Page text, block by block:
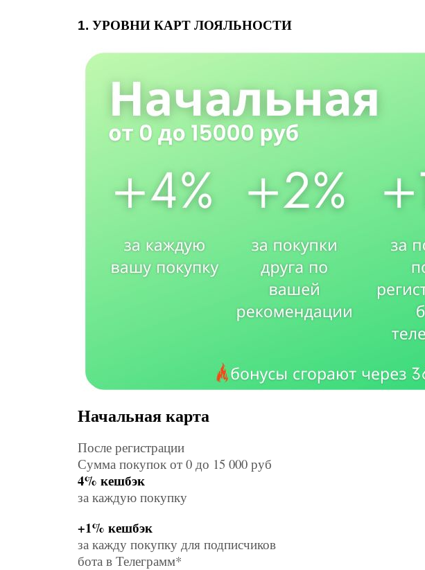
1. УРОВНИ КАРТ ЛОЯЛЬНОСТИ
Начальная карта
После регистрации
Сумма покупок от 0 до 15 000 руб
4% кешбэк
за каждую покупку
+1% кешбэк
за кажду покупку для подписчиков
бота в Телеграмм*